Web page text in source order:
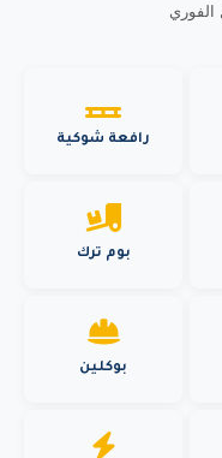
الفوري
رافعة شوكية
بوم ترك
بوكلين